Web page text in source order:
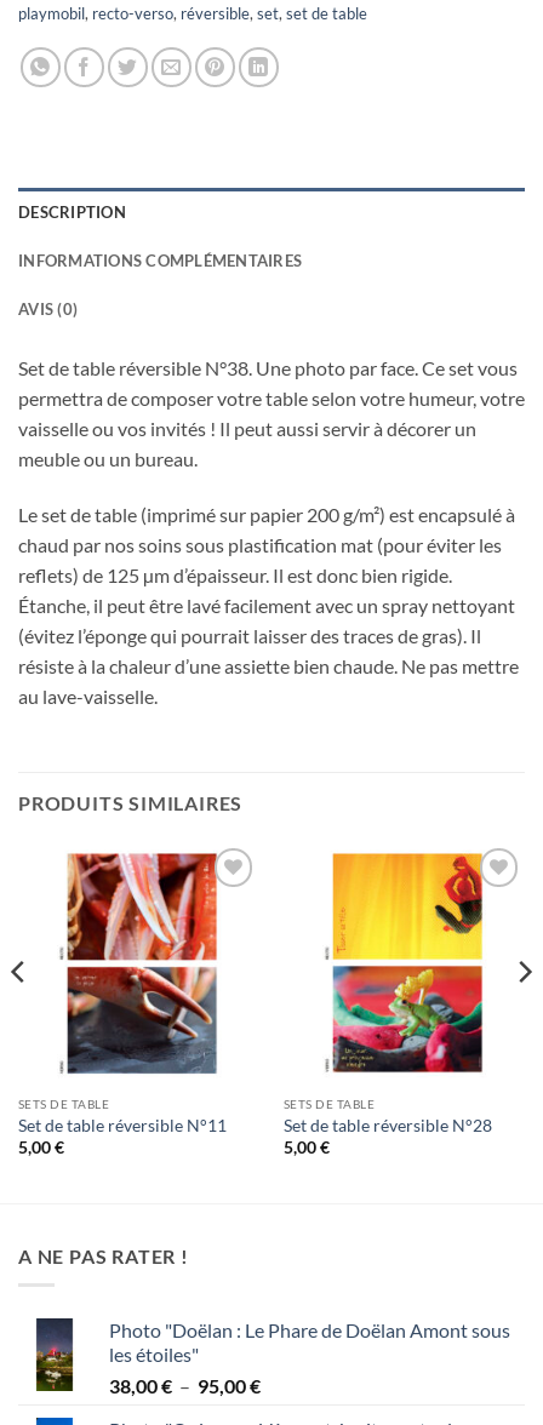
playmobil, recto-verso, réversible, set, set de table
DESCRIPTION
INFORMATIONS COMPLÉMENTAIRES
AVIS (0)
Set de table réversible N°38. Une photo par face. Ce set vous
permettra de composer votre table selon votre humeur, votre
vaisselle ou vos invités ! Il peut aussi servir à décorer un
meuble ou un bureau.
Le set de table (imprimé sur papier 200 g/m²) est encapsulé à
chaud par nos soins sous plastification mat (pour éviter les
reflets) de 125 µm d’épaisseur. Il est donc bien rigide.
Étanche, il peut être lavé facilement avec un spray nettoyant
(évitez l’éponge qui pourrait laisser des traces de gras). Il
résiste à la chaleur d’une assiette bien chaude. Ne pas mettre
au lave-vaisselle.
PRODUITS SIMILAIRES
Ajouter
à la
wishlist
SETS DE TABLE
Set de table réversible N°11
5,00€
Ajouter
à la
wishlist
SETS DE TABLE
Set de table réversible N°28
5,00€
A NE PAS RATER !
Photo "Doëlan : Le Phare de Doëlan Amont sous
les étoiles"
38,00€ – 95,00€Plage